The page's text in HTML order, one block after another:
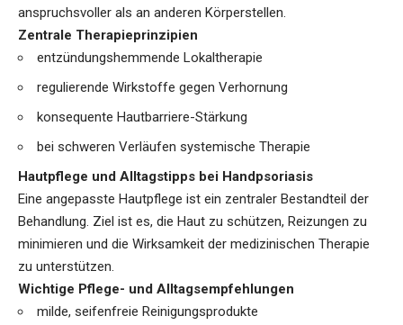
anspruchsvoller als an anderen Körperstellen.
Zentrale Therapieprinzipien
entzündungshemmende Lokaltherapie
regulierende Wirkstoffe gegen Verhornung
konsequente Hautbarriere-Stärkung
bei schweren Verläufen systemische Therapie
Hautpflege und Alltagstipps bei Handpsoriasis
Eine angepasste Hautpflege ist ein zentraler Bestandteil der
Behandlung. Ziel ist es, die Haut zu schützen, Reizungen zu
minimieren und die Wirksamkeit der medizinischen Therapie
zu unterstützen.
Wichtige Pflege- und Alltagsempfehlungen
milde, seifenfreie Reinigungsprodukte